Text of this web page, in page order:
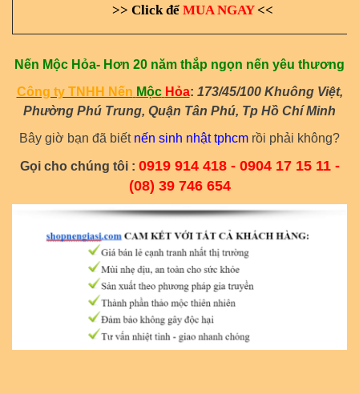
>> Click để MUA NGAY <<
Nến Mộc Hỏa- Hơn 20 năm thắp ngọn nến yêu thương
Công ty TNHH Nến Mộc Hỏa: 173/45/100 Khuông Việt,
Phường Phú Trung, Quận Tân Phú, Tp Hồ Chí Minh
Bây giờ bạn đã biếtnến sinh nhật tphcm rồi phải không?
Gọi cho chúng tôi : 0919 914 418 - 0904 17 15 11 -
(08) 39 746 654